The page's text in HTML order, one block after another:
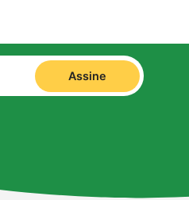
Assine